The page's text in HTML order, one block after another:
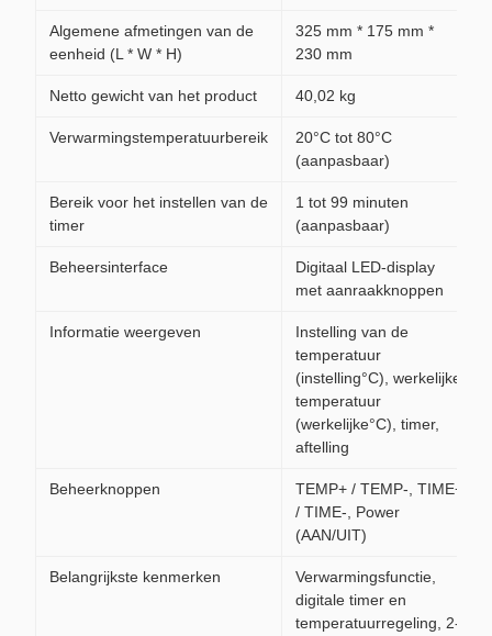
Algemene afmetingen van de
eenheid (L * W * H)
325 mm * 175 mm *
230 mm
Netto gewicht van het product 40,02 kg
Verwarmingstemperatuurbereik
20°C tot 80°C
(aanpasbaar)
Bereik voor het instellen van de
timer
1 tot 99 minuten
(aanpasbaar)
Beheersinterface
Digitaal LED-display
met aanraakknoppen
Informatie weergeven
Instelling van de
temperatuur
(instelling°C), werkelijke
temperatuur
(werkelijke°C), timer,
aftelling
Beheerknoppen
TEMP+ / TEMP-, TIME+
/ TIME-, Power
(AAN/UIT)
Belangrijkste kenmerken
Verwarmingsfunctie,
digitale timer en
temperatuurregeling, 2-